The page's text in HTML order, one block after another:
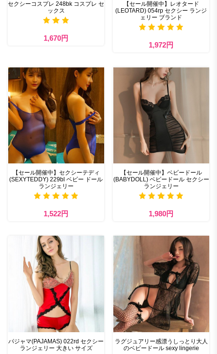
セクシーコスプレ 248bk コスプレ セ
ックス
1,670円
【セール開催中】レオタード
(LEOTARD) 054rp セクシー ランジ
ェリー ブランド
1,972円
【セール開催中】セクシーテディ
(SEXYTEDDY) 229bl ベビー ドール
ランジェリー
1,522円
【セール開催中】ベビードール
(BABYDOLL) ベビードール セクシー
ランジェリー
1,980円
パジャマ(PAJAMAS) 022rd セクシー
ランジェリー 大きい サイズ
ラグジュアリー感漂うしっとり大人
のベビードール sexy lingerie